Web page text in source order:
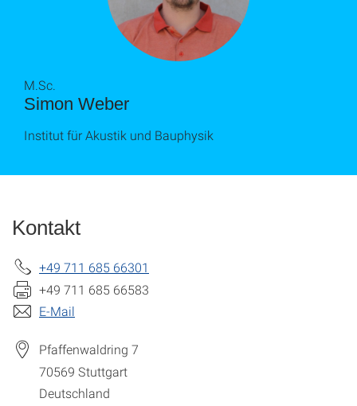
Simon Weber
M.Sc.
Institut für Akustik und Bauphysik
Kontakt
+49 711 685 66301
+49 711 685 66583
E-Mail
Pfaffenwaldring 7
70569 Stuttgart
Deutschland